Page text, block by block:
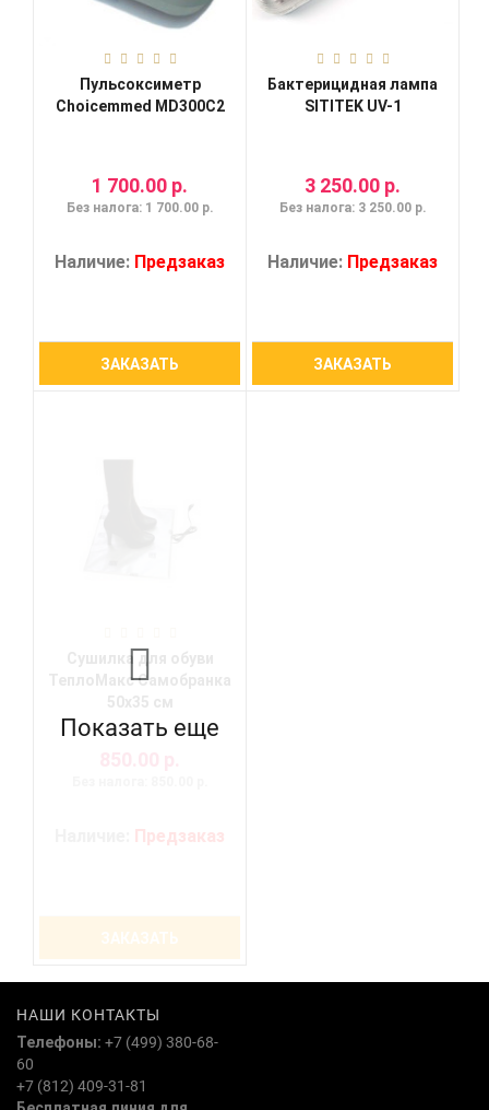
Пульсоксиметр
Choicemmed MD300C2
1 700.00 р.
Без налога: 1 700.00 р.
Наличие: Предзаказ
ЗАКАЗАТЬ
Бактерицидная лампа
SITITEK UV-1
3 250.00 р.
Без налога: 3 250.00 р.
Наличие: Предзаказ
ЗАКАЗАТЬ
ТеплоМакс Самобранка
Предзаказ
ЗАКАЗАТЬ
Показать еще
НАШИ КОНТАКТЫ
Телефоны: +7 (499) 380-68-
60
+7 (812) 409-31-81